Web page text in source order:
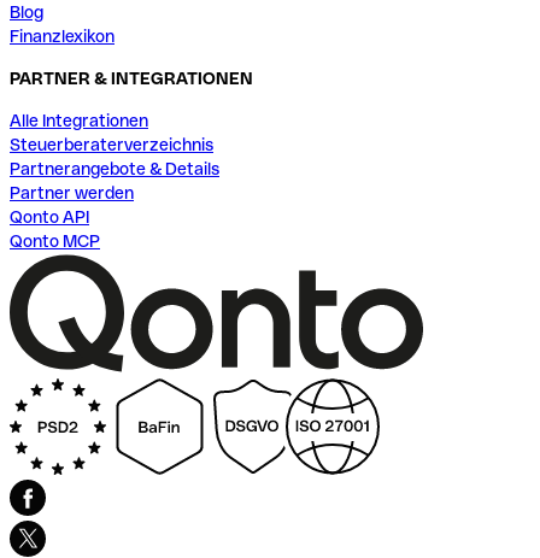
Blog
Finanzlexikon
PARTNER & INTEGRATIONEN
Alle Integrationen
Steuerberaterverzeichnis
Partnerangebote & Details
Partner werden
Qonto API
Qonto MCP